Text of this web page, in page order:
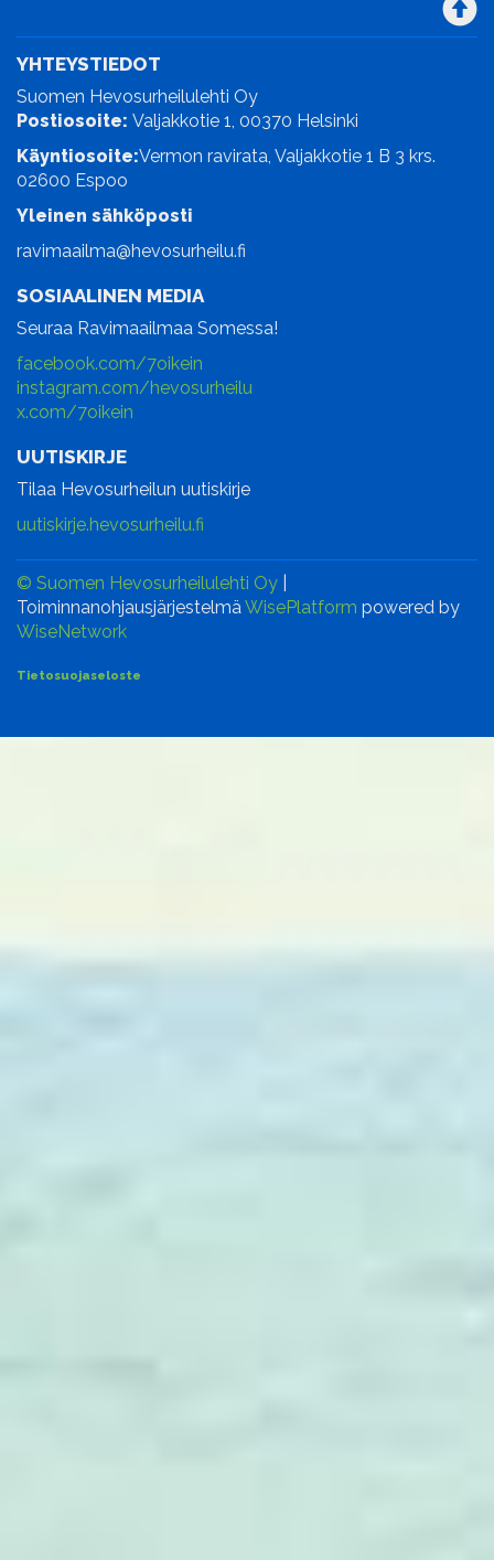
YHTEYSTIEDOT
Suomen Hevosurheilulehti Oy
Postiosoite: Valjakkotie 1, 00370 Helsinki
Käyntiosoite:Vermon ravirata, Valjakkotie 1 B 3 krs.
02600 Espoo
Yleinen sähköposti
ravimaailma@hevosurheilu.fi
SOSIAALINEN MEDIA
Seuraa Ravimaailmaa Somessa!
facebook.com/7oikein
instagram.com/hevosurheilu
x.com/7oikein
UUTISKIRJE
Tilaa Hevosurheilun uutiskirje
uutiskirje.hevosurheilu.fi
© Suomen Hevosurheilulehti Oy
ToiminnanohjausjärjestelmäWisePlatform powered by
WiseNetwork
Tietosuojaseloste